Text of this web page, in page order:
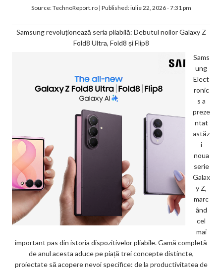
Source:TechnoReport.ro| Published:iulie 22, 2026 - 7:31 pm
Samsung revoluționează seria pliabilă: Debutul noilor Galaxy Z
Fold8 Ultra, Fold8 și Flip8
Sams
ung
Elect
ronic
s a
preze
ntat
astăz
i
noua
serie
Galax
y Z,
marc
ând
cel
mai
important pas din istoria dispozitivelor pliabile. Gamă completă
de anul acesta aduce pe piață trei concepte distincte,
proiectate să acopere nevoi specifice: de la productivitatea de